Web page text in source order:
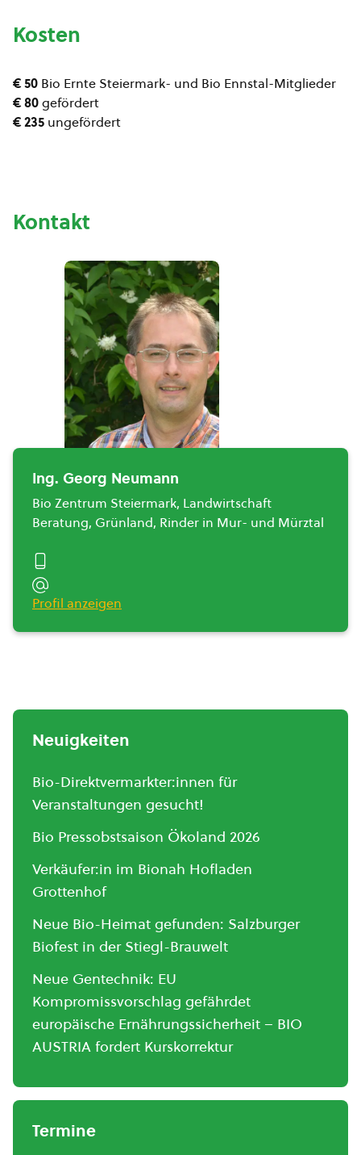
Kosten
€ 50 Bio Ernte Steiermark- und Bio Ennstal-Mitglieder
€ 80gefördert
€ 235 ungefördert
Kontakt
Ing. Georg Neumann
Bio Zentrum Steiermark, Landwirtschaft
Beratung, Grünland, Rinder in Mur- und Mürztal
Profil anzeigen
Neuigkeiten
Bio-Direktvermarkter:innen für
Veranstaltungen gesucht!
Bio Pressobstsaison Ökoland 2026
Verkäufer:in im Bionah Hofladen
Grottenhof
Neue Bio-Heimat gefunden: Salzburger
Biofest in der Stiegl-Brauwelt
Neue Gentechnik: EU
Kompromissvorschlag gefährdet
europäische Ernährungssicherheit – BIO
AUSTRIA fordert Kurskorrektur
Termine